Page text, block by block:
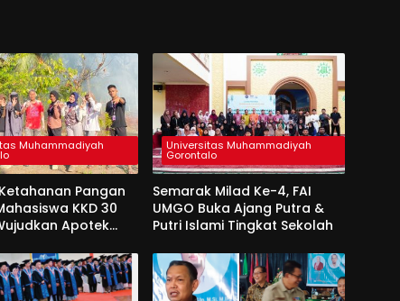
Muhammadiyah
Pangan
KKD 30
Apotek
Universitas Muhammadiyah
Gorontalo
Semarak Milad Ke-4, FAI
UMGO Buka Ajang Putra &
Putri Islami Tingkat Sekolah